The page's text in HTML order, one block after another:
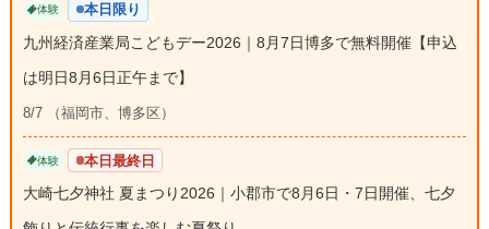
体験 本日限り
九州経済産業局こどもデー2026｜8月7日博多で無料開催【申込
は明日8月6日正午まで】
8/7 （福岡市、博多区）
体験 本日最終日
大崎七夕神社 夏まつり2026｜小郡市で8月6日・7日開催、七夕